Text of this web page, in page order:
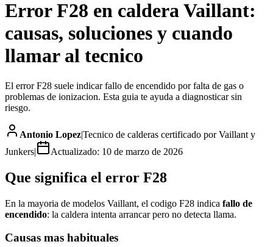
Error F28 en caldera Vaillant:
causas, soluciones y cuando
llamar al tecnico
El error F28 suele indicar fallo de encendido por falta de gas o
problemas de ionizacion. Esta guia te ayuda a diagnosticar sin
riesgo.
Antonio Lopez|Tecnico de calderas certificado por Vaillant y
Junkers| Actualizado: 10 de marzo de 2026
Que significa el error F28
En la mayoria de modelos Vaillant, el codigo F28 indica fallo de
encendido: la caldera intenta arrancar pero no detecta llama.
Causas mas habituales